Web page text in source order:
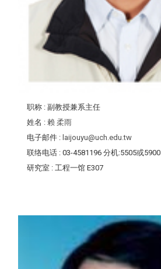
职称 : 副教授兼系主任
姓名 : 赖 柔雨
电子邮件 : laijouyu@uch.edu.tw
联络电话 : 03-4581196 分机:5505或5900
研究室 : 工程一馆 E307